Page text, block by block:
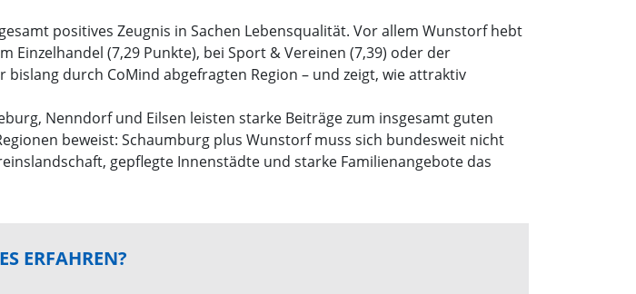
positives Zeugnis in Sachen Lebensqualität. Vor allem Wunstorf hebt
(7,29 Punkte), bei Sport & Vereinen (7,39) oder der
durch CoMind abgefragten Region – und zeigt, wie attraktiv
Nenndorf und Eilsen leisten starke Beiträge zum insgesamt guten
beweist: Schaumburg plus Wunstorf muss sich bundesweit nicht
gepflegte Innenstädte und starke Familienangebote das
ERFAHREN?